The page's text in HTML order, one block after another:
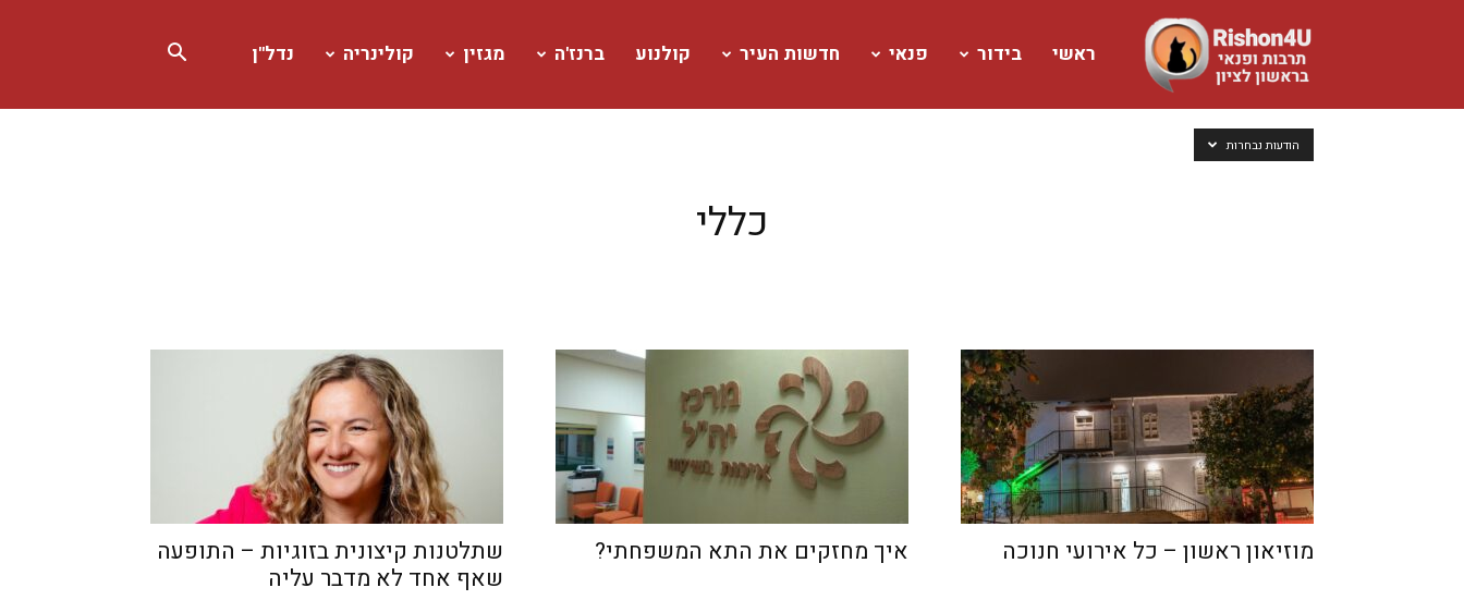
www.rishon4u.co.il
ראשי בידור פנאי חדשות העיר קולנוע ברנז'ה מגזין קולינריה נדל"ן
כללי
הודעות נבחרות
מוזיאון ראשון – כל אירועי חנוכה איך מחזקים את התא המשפחתי?
שתלטנות קיצונית בזוגיות – התופעה
שאף אחד לא מדבר עליה